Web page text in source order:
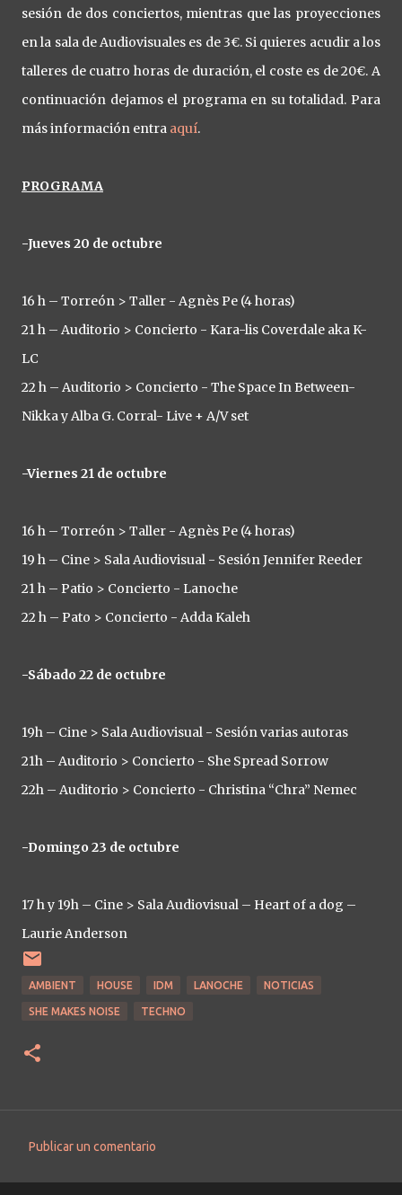
sesión de dos conciertos, mientras que las proyecciones
en la sala de Audiovisuales es de 3€. Si quieres acudir a los
talleres de cuatro horas de duración, el coste es de 20€. A
continuación dejamos el programa en su totalidad. Para
más información entra aquí.
PROGRAMA
-Jueves 20 de octubre
16 h – Torreón > Taller - Agnès Pe (4 horas)
21 h – Auditorio > Concierto - Kara-lis Coverdale aka K-
LC
22 h – Auditorio > Concierto - The Space In Between-
Nikka y Alba G. Corral- Live + A/V set
-Viernes 21 de octubre
16 h – Torreón > Taller - Agnès Pe (4 horas)
19 h – Cine > Sala Audiovisual - Sesión Jennifer Reeder
21 h – Patio > Concierto - Lanoche
22 h – Pato > Concierto - Adda Kaleh
-Sábado 22 de octubre
19h – Cine > Sala Audiovisual - Sesión varias autoras
21h – Auditorio > Concierto - She Spread Sorrow
22h – Auditorio > Concierto - Christina “Chra” Nemec
-Domingo 23 de octubre
17 h y 19h – Cine > Sala Audiovisual – Heart of a dog –
Laurie Anderson
AMBIENT HOUSE IDM LANOCHE NOTICIAS
SHE MAKES NOISE TECHNO
o
Publicar un comentario